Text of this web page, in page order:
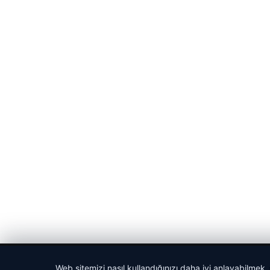
Web sitemizi nasıl kullandığınızı daha iyi